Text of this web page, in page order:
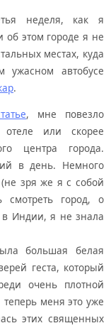
неделя, как я
об этом городе я не
местах, куда
автобусе
.
, мне повезло
отеле или скорее
центра города.
в день. Немного
зря же я с собой
смотреть город, о
в Индии, я не знала
большая белая
геста, который
очень плотной
меня это уже
этих священных